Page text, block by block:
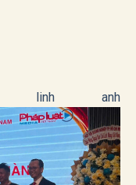
qc linh anh